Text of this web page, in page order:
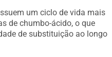
um ciclo de vida mais
de chumbo-ácido, o que
de substituição ao longo